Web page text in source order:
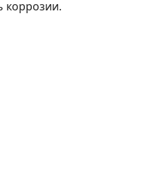
коррозии.